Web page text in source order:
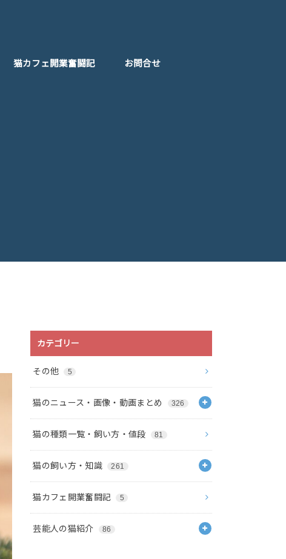
猫カフェ開業奮闘記 お問合せ
カテゴリー
その他 5
猫のニュース・画像・動画まとめ 326
猫の種類一覧・飼い方・値段 81
猫の飼い方・知識 261
猫カフェ開業奮闘記 5
芸能人の猫紹介 86